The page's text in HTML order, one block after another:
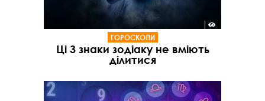
ГОРОСКОПИ
Ці 3 знаки зодіаку не вміють
ділитися